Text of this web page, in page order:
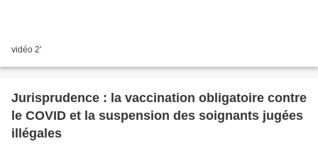
vidéo 2'
Jurisprudence : la vaccination obligatoire contre
le COVID et la suspension des soignants jugées
illégales